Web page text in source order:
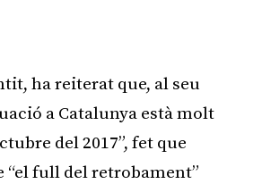
ha reiterat que, al seu
a Catalunya està molt
del 2017”, fet que
“el full del retrobament”